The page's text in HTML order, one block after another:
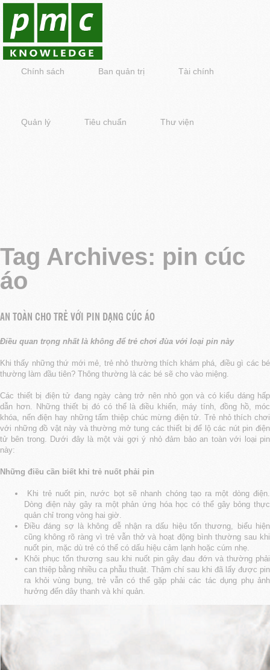
Chính sách Ban quản trị Tài chính
Quản lý Tiêu chuẩn Thư viện
Tag Archives: pin cúc
áo
AN TOÀN CHO TRẺ VỚI PIN DẠNG CÚC ÁO
Điều quan trọng nhất là không để trẻ chơi đùa với loại pin này
Khi thấy những thứ mới mẻ, trẻ nhỏ thường thích khám phá, điều gì các bé
thường làm đầu tiên? Thông thường là các bé sẽ cho vào miệng.
Các thiết bị điện tử đang ngày càng trở nên nhỏ gọn và có kiểu dáng hấp
dẫn hơn. Những thiết bị đó có thể là điều khiển, máy tính, đồng hồ, móc
khóa, nến điện hay những tấm thiệp chúc mừng điện tử. Trẻ nhỏ thích chơi
với những đồ vật này và thường mở tung các thiết bị để lộ các nút pin điện
tử bên trong. Dưới đây là một vài gợi ý nhỏ đảm bảo an toàn với loại pin
này:
Những điều cần biết khi trẻ nuốt phải pin
Khi trẻ nuốt pin, nước bọt sẽ nhanh chóng tạo ra một dòng điện.
Dòng điện này gây ra một phản ứng hóa học có thể gây bỏng thực
quản chỉ trong vòng hai giờ.
Điều đáng sợ là không dễ nhận ra dấu hiệu tổn thương, biểu hiện
cũng không rõ ràng vì trẻ vẫn thở và hoạt động bình thường sau khi
nuốt pin, mặc dù trẻ có thể có dấu hiệu cảm lạnh hoặc cúm nhẹ.
Khôi phục tổn thương sau khi nuốt pin gây đau đớn và thường phải
can thiệp bằng nhiều ca phẫu thuật. Thậm chí sau khi đã lấy được pin
ra khỏi vùng bụng, trẻ vẫn có thể gặp phải các tác dụng phụ ảnh
hưởng đến dây thanh và khí quản.